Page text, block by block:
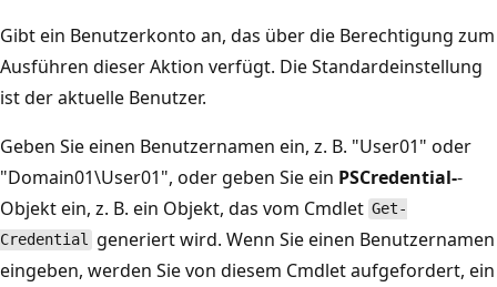
Gibt ein Benutzerkonto an, das über die Berechtigung zum
Ausführen dieser Aktion verfügt. Die Standardeinstellung
ist der aktuelle Benutzer.
Geben Sie einen Benutzernamen ein, z. B. "User01" oder
"Domain01\User01", oder geben Sie ein PSCredential--
Objekt ein, z. B. ein Objekt, das vom Cmdlet Get-
Credential generiert wird. Wenn Sie einen Benutzernamen
eingeben, werden Sie von diesem Cmdlet aufgefordert, ein